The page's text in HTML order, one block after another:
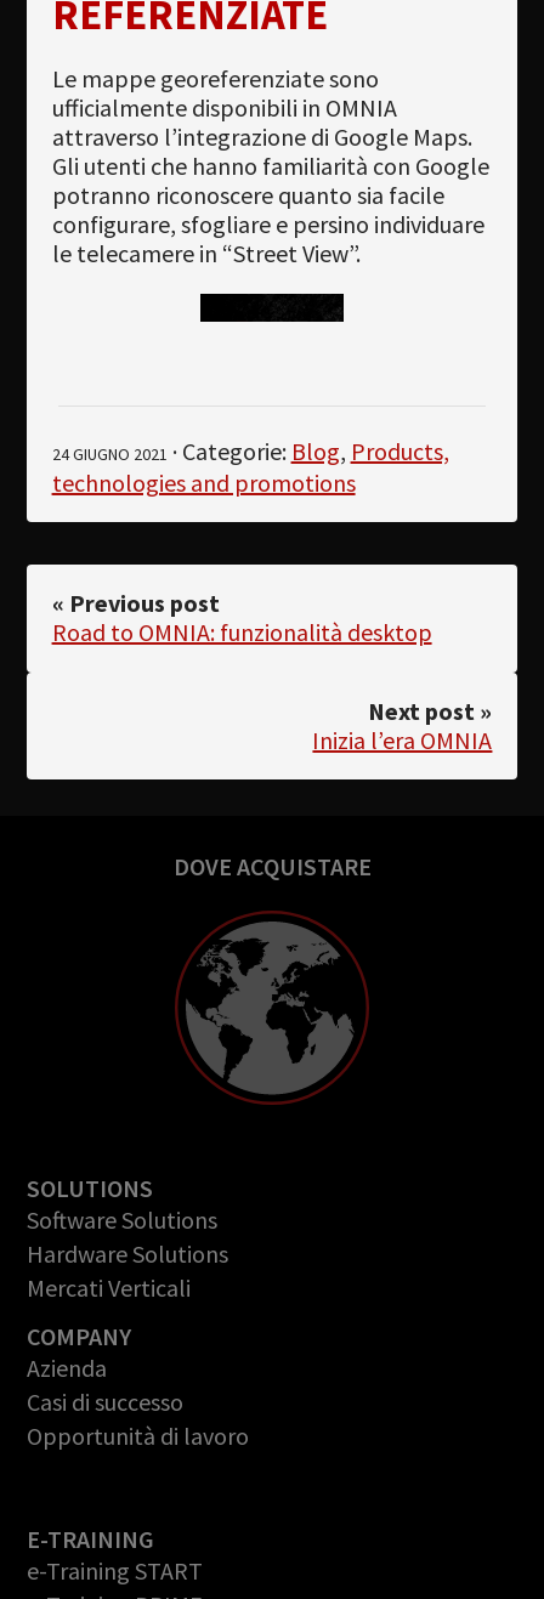
REFERENZIATE
Le mappe georeferenziate sono
ufficialmente disponibili in OMNIA
attraverso l’integrazione di Google Maps.
Gli utenti che hanno familiarità con Google
potranno riconoscere quanto sia facile
configurare, sfogliare e persino individuare
le telecamere in “Street View”.
24 GIUGNO 2021 · Categorie: Blog, Products,
technologies and promotions
« Previous post
Road to OMNIA: funzionalità desktop
Next post »
Inizia l’era OMNIA
DOVE ACQUISTARE
SOLUTIONS
Software Solutions
Hardware Solutions
Mercati Verticali
COMPANY
Azienda
Casi di successo
Opportunità di lavoro
E-TRAINING
e-Training START